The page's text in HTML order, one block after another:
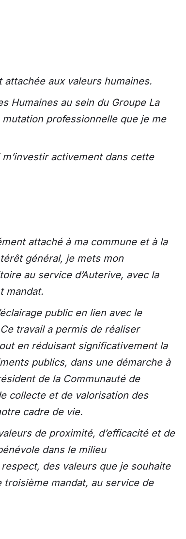
aux valeurs humaines.
Humaines au sein du Groupe La
mutation professionnelle que je me
activement dans cette
attaché à ma commune et à la
général, je mets mon
au service d’Auterive, avec la
mandat.
public en lien avec le
travail a permis de réaliser
en réduisant significativement la
publics, dans une démarche à
de la Communauté de
collecte et de valorisation des
cadre de vie.
de proximité, d’efficacité et de
dans le milieu
respect, des valeurs que je souhaite
troisième mandat, au service de